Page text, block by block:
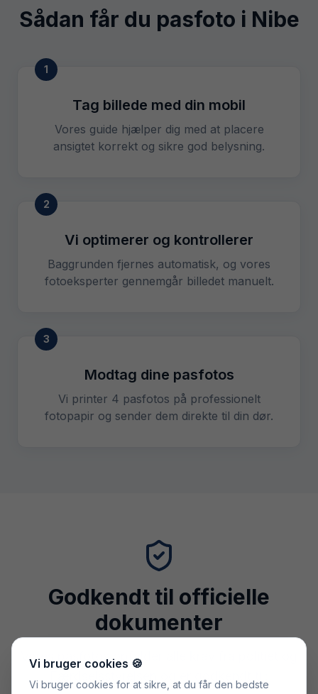
Sådan får du pasfoto i Nibe
1
Tag billede med din mobil
Vores guide hjælper dig med at placere
ansigtet korrekt og sikre god belysning.
2
Vi optimerer og kontrollerer
Baggrunden fjernes automatisk, og vores
fotoeksperter gennemgår billedet manuelt.
3
Modtag dine pasfotos
Vi printer 4 pasfotos på professionelt
fotopapir og sender dem direkte til din dør.
Godkendt til officielle
dokumenter
Vores pasfotos opfylder alle krav fra politiet og
Vi bruger cookies 🍪
Vi bruger cookies for at sikre, at du får den bedste